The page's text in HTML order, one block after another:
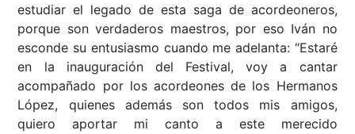
estudiar el legado de esta saga de acordeoneros,
porque son verdaderos maestros, por eso Iván no
esconde su entusiasmo cuando me adelanta: “Estaré
en la inauguración del Festival, voy a cantar
acompañado por los acordeones de los Hermanos
López, quienes además son todos mis amigos,
quiero aportar mi canto a este merecido